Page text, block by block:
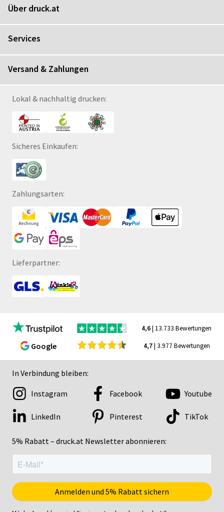
Über druck.at
Services
Versand & Zahlungen
Lokal & nachhaltig drucken:
Sicheres Einkaufen:
Zahlungsarten:
Lieferpartner:
4,6| 13.733 Bewertungen
Google 4,7| 3.977 Bewertungen
In Verbindung bleiben:
5% Rabatt – druck.at Newsletter abonnieren:
Instagram Facebook Youtube
LinkedIn Pinterest TikTok